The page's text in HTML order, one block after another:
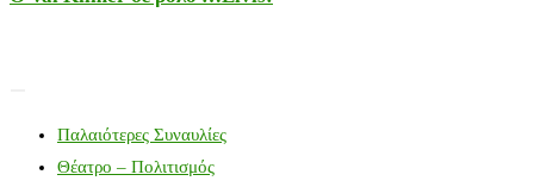
Παλαιότερες Συναυλίες
Θέατρο – Πολιτισμός